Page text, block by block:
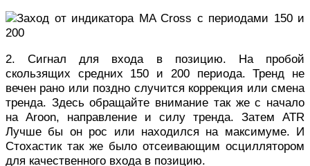
2. Сигнал для входа в позицию. На пробой
скользящих средних 150 и 200 периода. Тренд не
вечен рано или поздно случится коррекция или смена
тренда. Здесь обращайте внимание так же с начало
на Aroon, направление и силу тренда. Затем ATR
Лучше бы он рос или находился на максимуме. И
Стохастик так же было отсеивающим осциллятором
для качественного входа в позицию.